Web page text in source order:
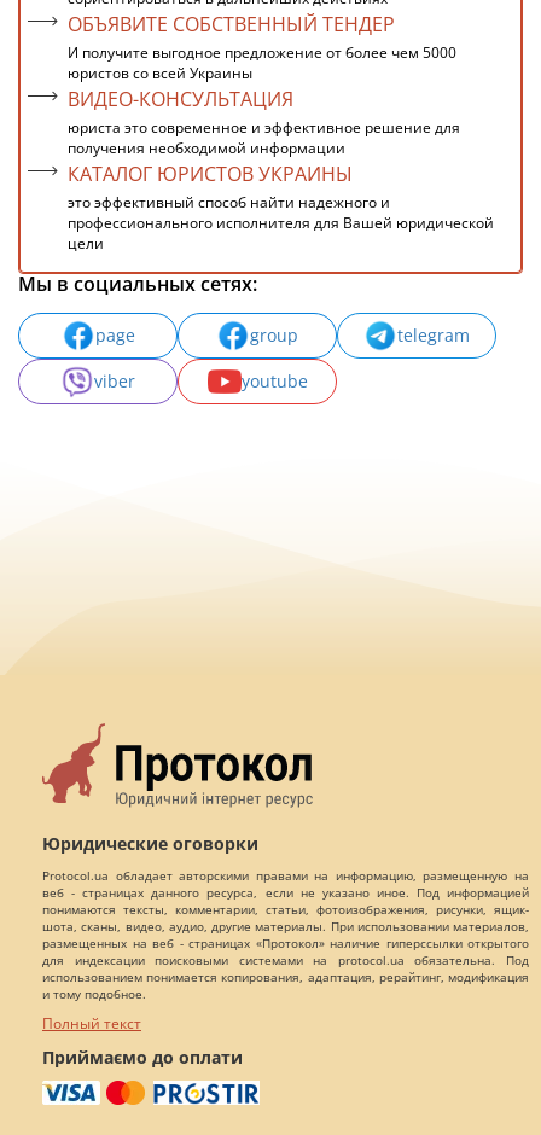
ОБЪЯВИТЕ СОБСТВЕННЫЙ ТЕНДЕР
И получите выгодное предложение от более чем 5000
юристов со всей Украины
ВИДЕО-КОНСУЛЬТАЦИЯ
юриста это современное и эффективное решение для
получения необходимой информации
КАТАЛОГ ЮРИСТОВ УКРАИНЫ
это эффективный способ найти надежного и
профессионального исполнителя для Вашей юридической
цели
Мы в социальных сетях:
page group
telegram
viber
youtube
Юридические оговорки
Protocol.ua обладает авторскими правами на информацию, размещенную на
веб - страницах данного ресурса, если не указано иное. Под информацией
понимаются тексты, комментарии, статьи, фотоизображения, рисунки, ящик-
шота, сканы, видео, аудио, другие материалы. При использовании материалов,
размещенных на веб - страницах «Протокол» наличие гиперссылки открытого
для индексации поисковыми системами на protocol.ua обязательна. Под
использованием понимается копирования, адаптация, рерайтинг, модификация
и тому подобное.
Полный текст
Приймаємо до оплати